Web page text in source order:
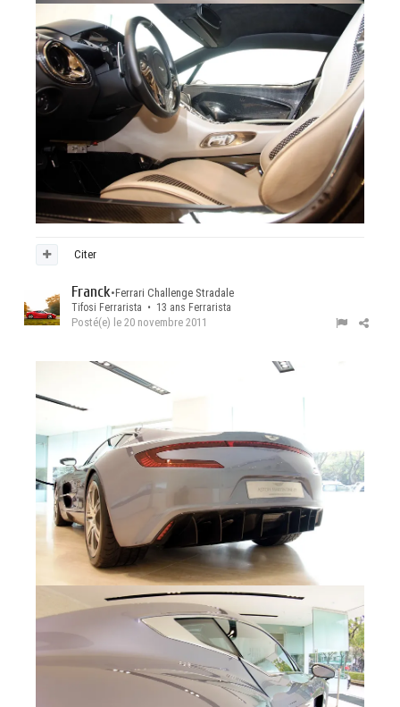
Citer
Franck•Ferrari Challenge Stradale
Tifosi Ferrarista • 13 ans Ferrarista
Posté(e) le 20 novembre 2011